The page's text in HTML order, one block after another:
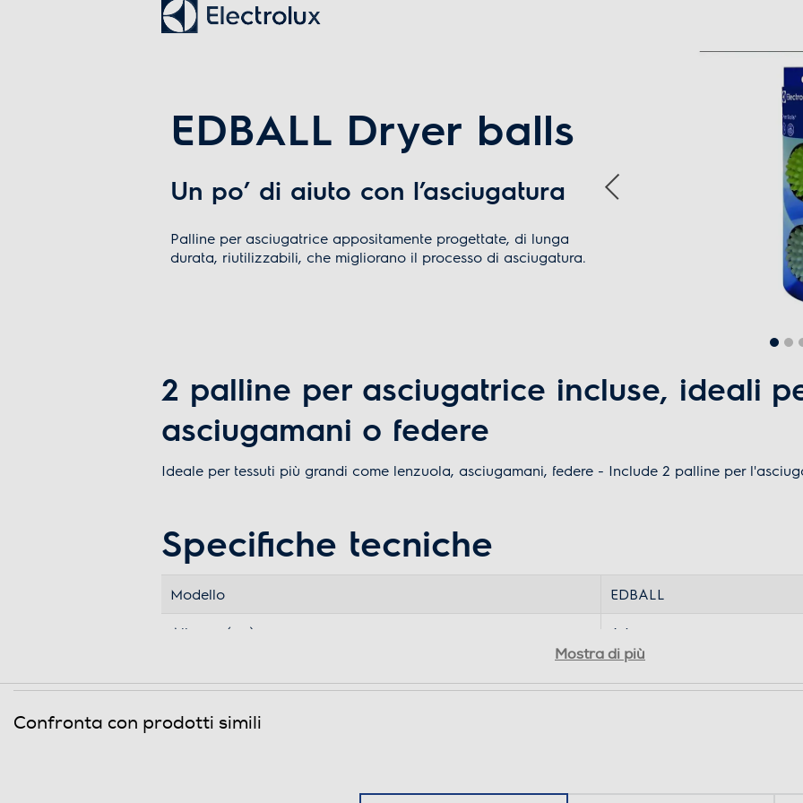
EDBALL Dryer balls
Un po’ di aiuto con l’asciugatura
Palline per asciugatrice appositamente progettate, di lunga
durata, riutilizzabili, che migliorano il processo di asciugatura.
2 palline per asciugatrice incluse, ideali
asciugamani o federe
Ideale per tessuti più grandi come lenzuola, asciugamani, federe - Include 2 palline per
Specifiche tecniche
Modello EDBALL
Altezza (cm) 6.4
Mostra di più
Confronta con prodotti simili